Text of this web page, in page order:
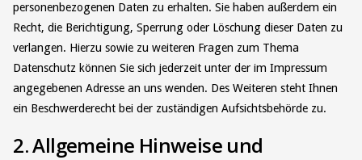
personenbezogenen Daten zu erhalten. Sie haben außerdem ein
Recht, die Berichtigung, Sperrung oder Löschung dieser Daten zu
verlangen. Hierzu sowie zu weiteren Fragen zum Thema
Datenschutz können Sie sich jederzeit unter der im Impressum
angegebenen Adresse an uns wenden. Des Weiteren steht Ihnen
ein Beschwerderecht bei der zuständigen Aufsichtsbehörde zu.
2. Allgemeine Hinweise und